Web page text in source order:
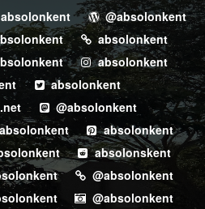
absolonkent
@absolonkent
absolonkent
absolonkent
absolonkent
@absolonkent
absolonkent
absolonskent
@absolonkent
@absolonkent